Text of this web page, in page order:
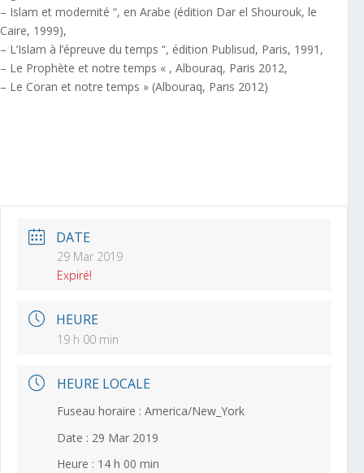
– Islam et modernité “, en Arabe (édition Dar el Shourouk, le
Caire, 1999),
– L’Islam à l’épreuve du temps “, édition Publisud, Paris, 1991,
– Le Prophète et notre temps « , Albouraq, Paris 2012,
– Le Coran et notre temps » (Albouraq, Paris 2012)
DATE
29 Mar 2019
Expiré!
HEURE
19 h 00 min
HEURE LOCALE
Fuseau horaire : America/New_York
Date : 29 Mar 2019
Heure : 14 h 00 min